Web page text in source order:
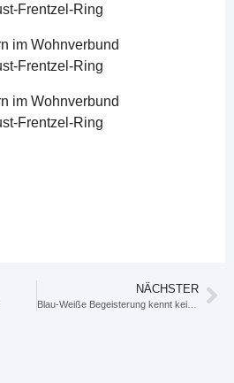
NÄCHSTER
Blau-Weiße Begeisterung kennt kein Handicap!